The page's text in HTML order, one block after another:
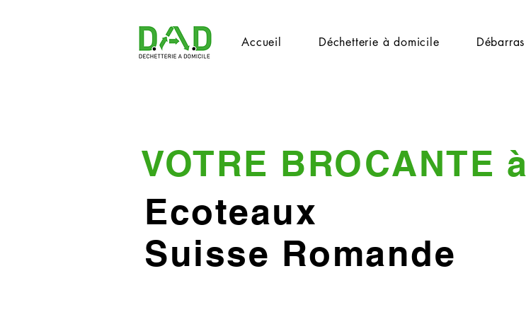
Accueil Déchetterie à domicile Débarras
VOTRE BROCANTE à
Ecoteaux
Suisse Romande